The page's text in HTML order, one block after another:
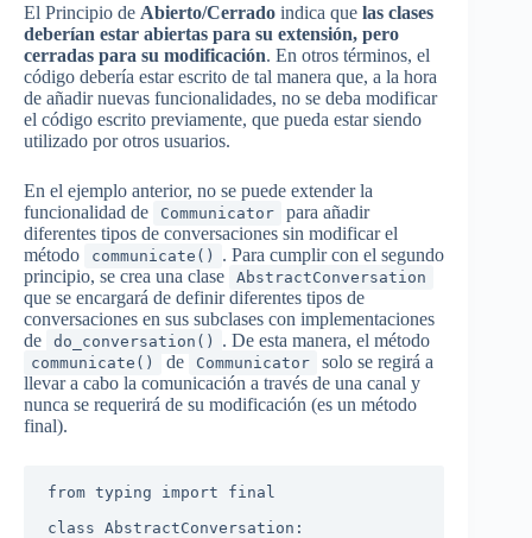
El Principio de Abierto/Cerrado indica que las clases
deberían estar abiertas para su extensión, pero
cerradas para su modificación. En otros términos, el
código debería estar escrito de tal manera que, a la hora
de añadir nuevas funcionalidades, no se deba modificar
el código escrito previamente, que pueda estar siendo
utilizado por otros usuarios.
En el ejemplo anterior, no se puede extender la
funcionalidad de
Communicator
para añadir
diferentes tipos de conversaciones sin modificar el
método
communicate()
. Para cumplir con el segundo
principio, se crea una clase
AbstractConversation
que se encargará de definir diferentes tipos de
conversaciones en sus subclases con implementaciones
de
do_conversation() . De esta manera, el método
communicate() de Communicator
solo se regirá a
llevar a cabo la comunicación a través de una canal y
nunca se requerirá de su modificación (es un método
final).
from typing import final
class AbstractConversation: